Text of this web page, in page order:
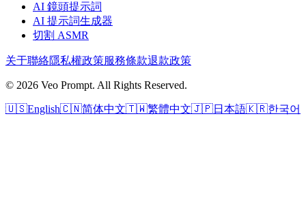
AI 鏡頭提示詞
AI 提示詞生成器
切割 ASMR
关于聯絡隱私權政策服務條款退款政策
© 2026 Veo Prompt. All Rights Reserved.
🇺🇸English🇨🇳简体中文🇹🇼繁體中文🇯🇵日本語🇰🇷한국어